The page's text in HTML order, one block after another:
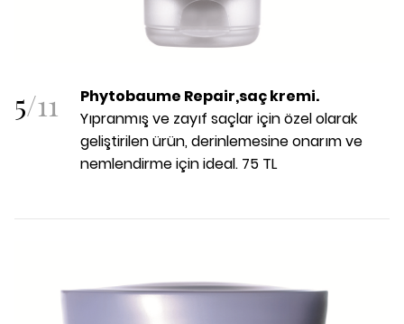
5/11
Phytobaume Repair,saç kremi.
Yıpranmış ve zayıf saçlar için özel olarak
geliştirilen ürün, derinlemesine onarım ve
nemlendirme için ideal. 75 TL